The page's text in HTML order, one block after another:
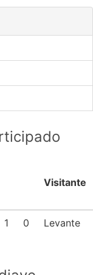
Visitante
1 0 Levante